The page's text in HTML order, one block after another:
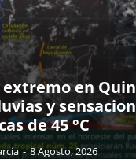
extremo en
y
de 45 °C
- 8 Agosto, 2026